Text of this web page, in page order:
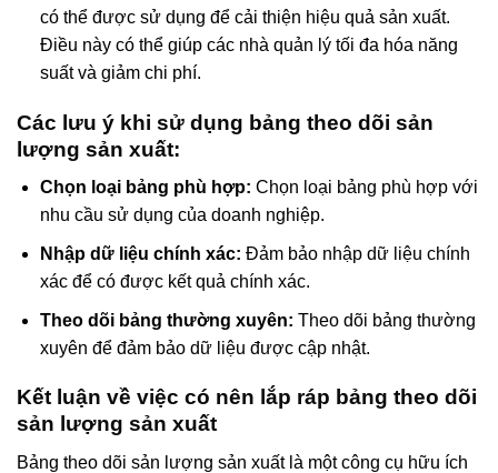
có thể được sử dụng để cải thiện hiệu quả sản xuất.
Điều này có thể giúp các nhà quản lý tối đa hóa năng
suất và giảm chi phí.
Các lưu ý khi sử dụng bảng theo dõi sản
lượng sản xuất:
Chọn loại bảng phù hợp: Chọn loại bảng phù hợp với
nhu cầu sử dụng của doanh nghiệp.
Nhập dữ liệu chính xác: Đảm bảo nhập dữ liệu chính
xác để có được kết quả chính xác.
Theo dõi bảng thường xuyên: Theo dõi bảng thường
xuyên để đảm bảo dữ liệu được cập nhật.
Kết luận về việc có nên lắp ráp bảng theo dõi
sản lượng sản xuất
Bảng theo dõi sản lượng sản xuất là một công cụ hữu ích